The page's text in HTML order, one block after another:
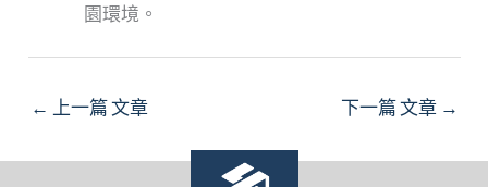
園環境。
← 上一篇 文章 下一篇 文章 →